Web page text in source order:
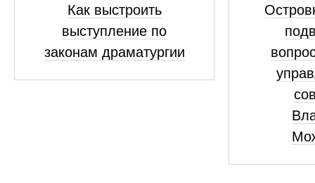
Как выстроить
выступление по
законам драматургии